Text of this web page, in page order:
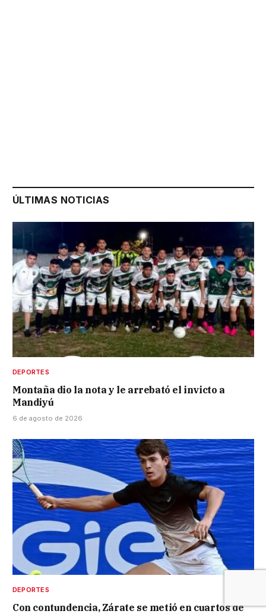
ÚLTIMAS NOTICIAS
DEPORTES
Montaña dio la nota y le arrebató el invicto a
Mandiyú
6 de agosto de 2026
DEPORTES
Con contundencia, Zárate se metió en cuartos de